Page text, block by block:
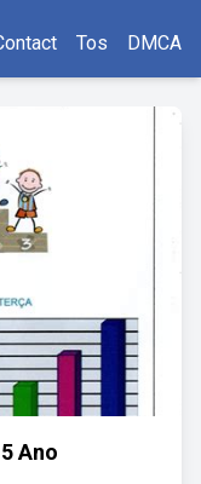
Tos DMCA
Ano